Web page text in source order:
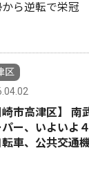
ら逆転で栄冠
区
崎市高津区】
パー、いよいよ
転車、公共交通